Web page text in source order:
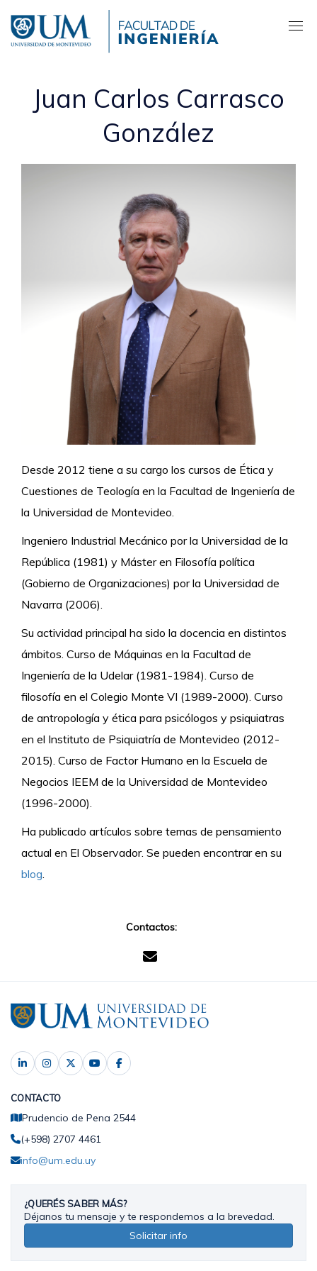
contenido
principal
Juan Carlos Carrasco
González
Desde 2012 tiene a su cargo los cursos de Ética y
Cuestiones de Teología en la Facultad de Ingeniería de
la Universidad de Montevideo.
Ingeniero Industrial Mecánico por la Universidad de la
República (1981) y Máster en Filosofía política
(Gobierno de Organizaciones) por la Universidad de
Navarra (2006).
Su actividad principal ha sido la docencia en distintos
ámbitos. Curso de Máquinas en la Facultad de
Ingeniería de la Udelar (1981-1984). Curso de
filosofía en el Colegio Monte VI (1989-2000). Curso
de antropología y ética para psicólogos y psiquiatras
en el Instituto de Psiquiatría de Montevideo (2012-
2015). Curso de Factor Humano en la Escuela de
Negocios IEEM de la Universidad de Montevideo
(1996-2000).
Ha publicado artículos sobre temas de pensamiento
actual en El Observador. Se pueden encontrar en su
blog.
Contactos:
CONTACTO
Prudencio de Pena 2544
(+598) 2707 4461
info@um.edu.uy
¿QUERÉS SABER MÁS?
Déjanos tu mensaje y te respondemos a la brevedad.
Solicitar info